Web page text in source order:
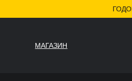
МАГАЗИН